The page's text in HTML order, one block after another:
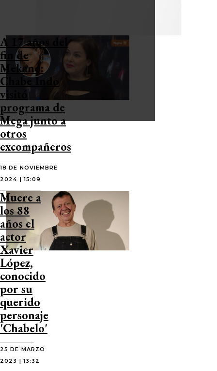
A 17 años del
fin de
Mekano:
Chabe Indo
visitó
programa de
Mega junto a
otros
excompañeros
18 DE NOVIEMBRE
2024 | 15:09
Muere a
los 88
años el
actor
Xavier
López,
conocido
por su
querido
personaje
'Chabelo'
25 DE MARZO
2023 | 13:32